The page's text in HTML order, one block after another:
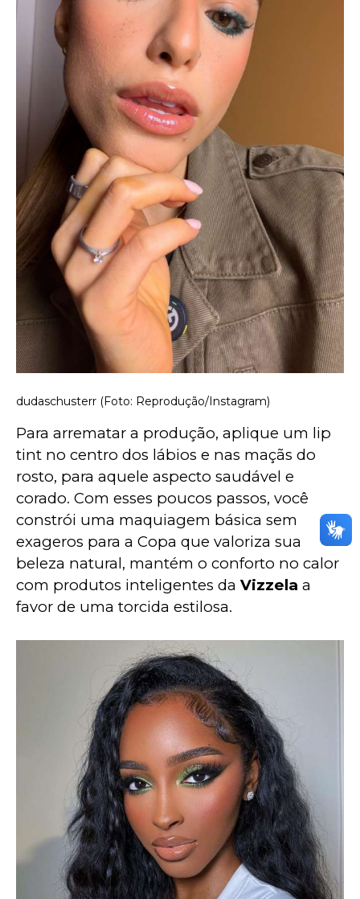
dudaschusterr (Foto: Reprodução/Instagram)
Para arrematar a produção, aplique um lip
tint no centro dos lábios e nas maçãs do
rosto, para aquele aspecto saudável e
corado. Com esses poucos passos, você
constrói uma maquiagem básica sem
exageros para a Copa que valoriza sua
beleza natural, mantém o conforto no calor
com produtos inteligentes da Vizzela a
favor de uma torcida estilosa.